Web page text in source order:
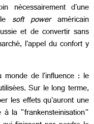
nécessairement d'une
soft poweraméricain
et de convertir sans
l'appel du confort y
de l'influence : le
Sur le long terme,
les effets qu'auront une
à la "frankensteinisation"